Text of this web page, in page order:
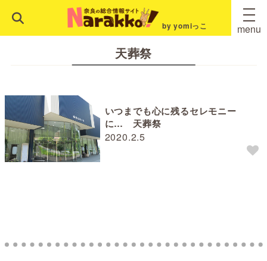
by yomiっこ menu
天葬祭
2020.2.5
いつまでも心に残るセレモニー
に… 天葬祭